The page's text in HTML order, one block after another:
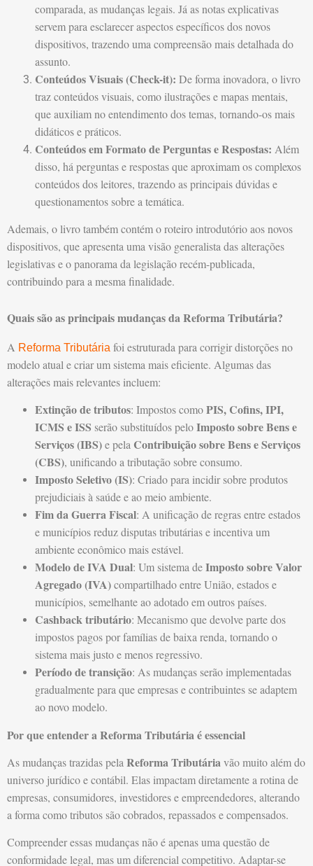
comparada, as mudanças legais. Já as notas explicativas
servem para esclarecer aspectos específicos dos novos
dispositivos, trazendo uma compreensão mais detalhada do
assunto.
Conteúdos Visuais (Check-it): De forma inovadora, o livro
traz conteúdos visuais, como ilustrações e mapas mentais,
que auxiliam no entendimento dos temas, tornando-os mais
didáticos e práticos.
Conteúdos em Formato de Perguntas e Respostas: Além
disso, há perguntas e respostas que aproximam os complexos
conteúdos dos leitores, trazendo as principais dúvidas e
questionamentos sobre a temática.
Ademais, o livro também contém o roteiro introdutório aos novos
dispositivos, que apresenta uma visão generalista das alterações
legislativas e o panorama da legislação recém-publicada,
contribuindo para a mesma finalidade.
Quais são as principais mudanças da Reforma Tributária?
A Reforma Tributária foi estruturada para corrigir distorções no
modelo atual e criar um sistema mais eficiente. Algumas das
alterações mais relevantes incluem:
Extinção de tributos: Impostos comoPIS, Cofins, IPI,
ICMS e ISS serão substituídos peloImposto sobre Bens e
Serviços (IBS)e pela Contribuição sobre Bens e Serviços
(CBS), unificando a tributação sobre consumo.
Imposto Seletivo (IS): Criado para incidir sobre produtos
prejudiciais à saúde e ao meio ambiente.
Fim da Guerra Fiscal: A unificação de regras entre estados
e municípios reduz disputas tributárias e incentiva um
ambiente econômico mais estável.
Modelo de IVA Dual: Um sistema deImposto sobre Valor
Agregado (IVA)compartilhado entre União, estados e
municípios, semelhante ao adotado em outros países.
Cashback tributário: Mecanismo que devolve parte dos
impostos pagos por famílias de baixa renda, tornando o
sistema mais justo e menos regressivo.
Período de transição: As mudanças serão implementadas
gradualmente para que empresas e contribuintes se adaptem
ao novo modelo.
Por que entender a Reforma Tributária é essencial
As mudanças trazidas pela Reforma Tributáriavão muito além do
universo jurídico e contábil. Elas impactam diretamente a rotina de
empresas, consumidores, investidores e empreendedores, alterando
a forma como tributos são cobrados, repassados e compensados.
Compreender essas mudanças não é apenas uma questão de
conformidade legal, mas um diferencial competitivo. Adaptar-se